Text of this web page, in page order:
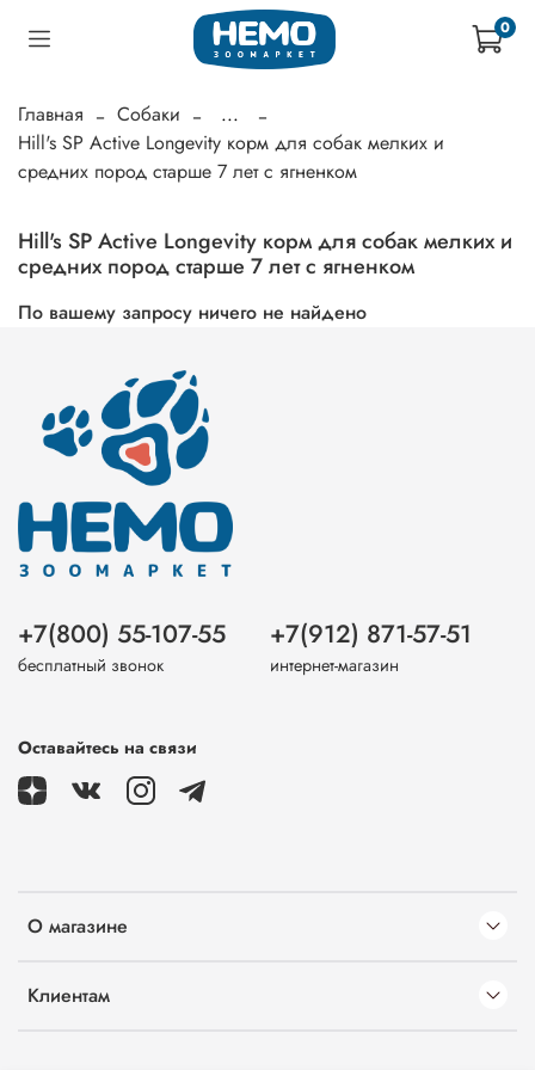
0
Главная Собаки
...
Hill's SP Active Longevity корм для собак мелких и
средних пород старше 7 лет с ягненком
Hill's SP Active Longevity корм для собак мелких и
средних пород старше 7 лет с ягненком
По вашему запросу ничего не найдено
О магазине
Клиентам
+7(800) 55-107-55
бесплатный звонок
+7(912) 871-57-51
интернет-магазин
Оставайтесь на связи